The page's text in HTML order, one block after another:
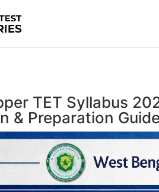
TET Syllabus
& Preparation Guide